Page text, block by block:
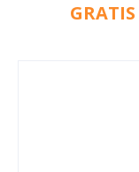
GRATIS